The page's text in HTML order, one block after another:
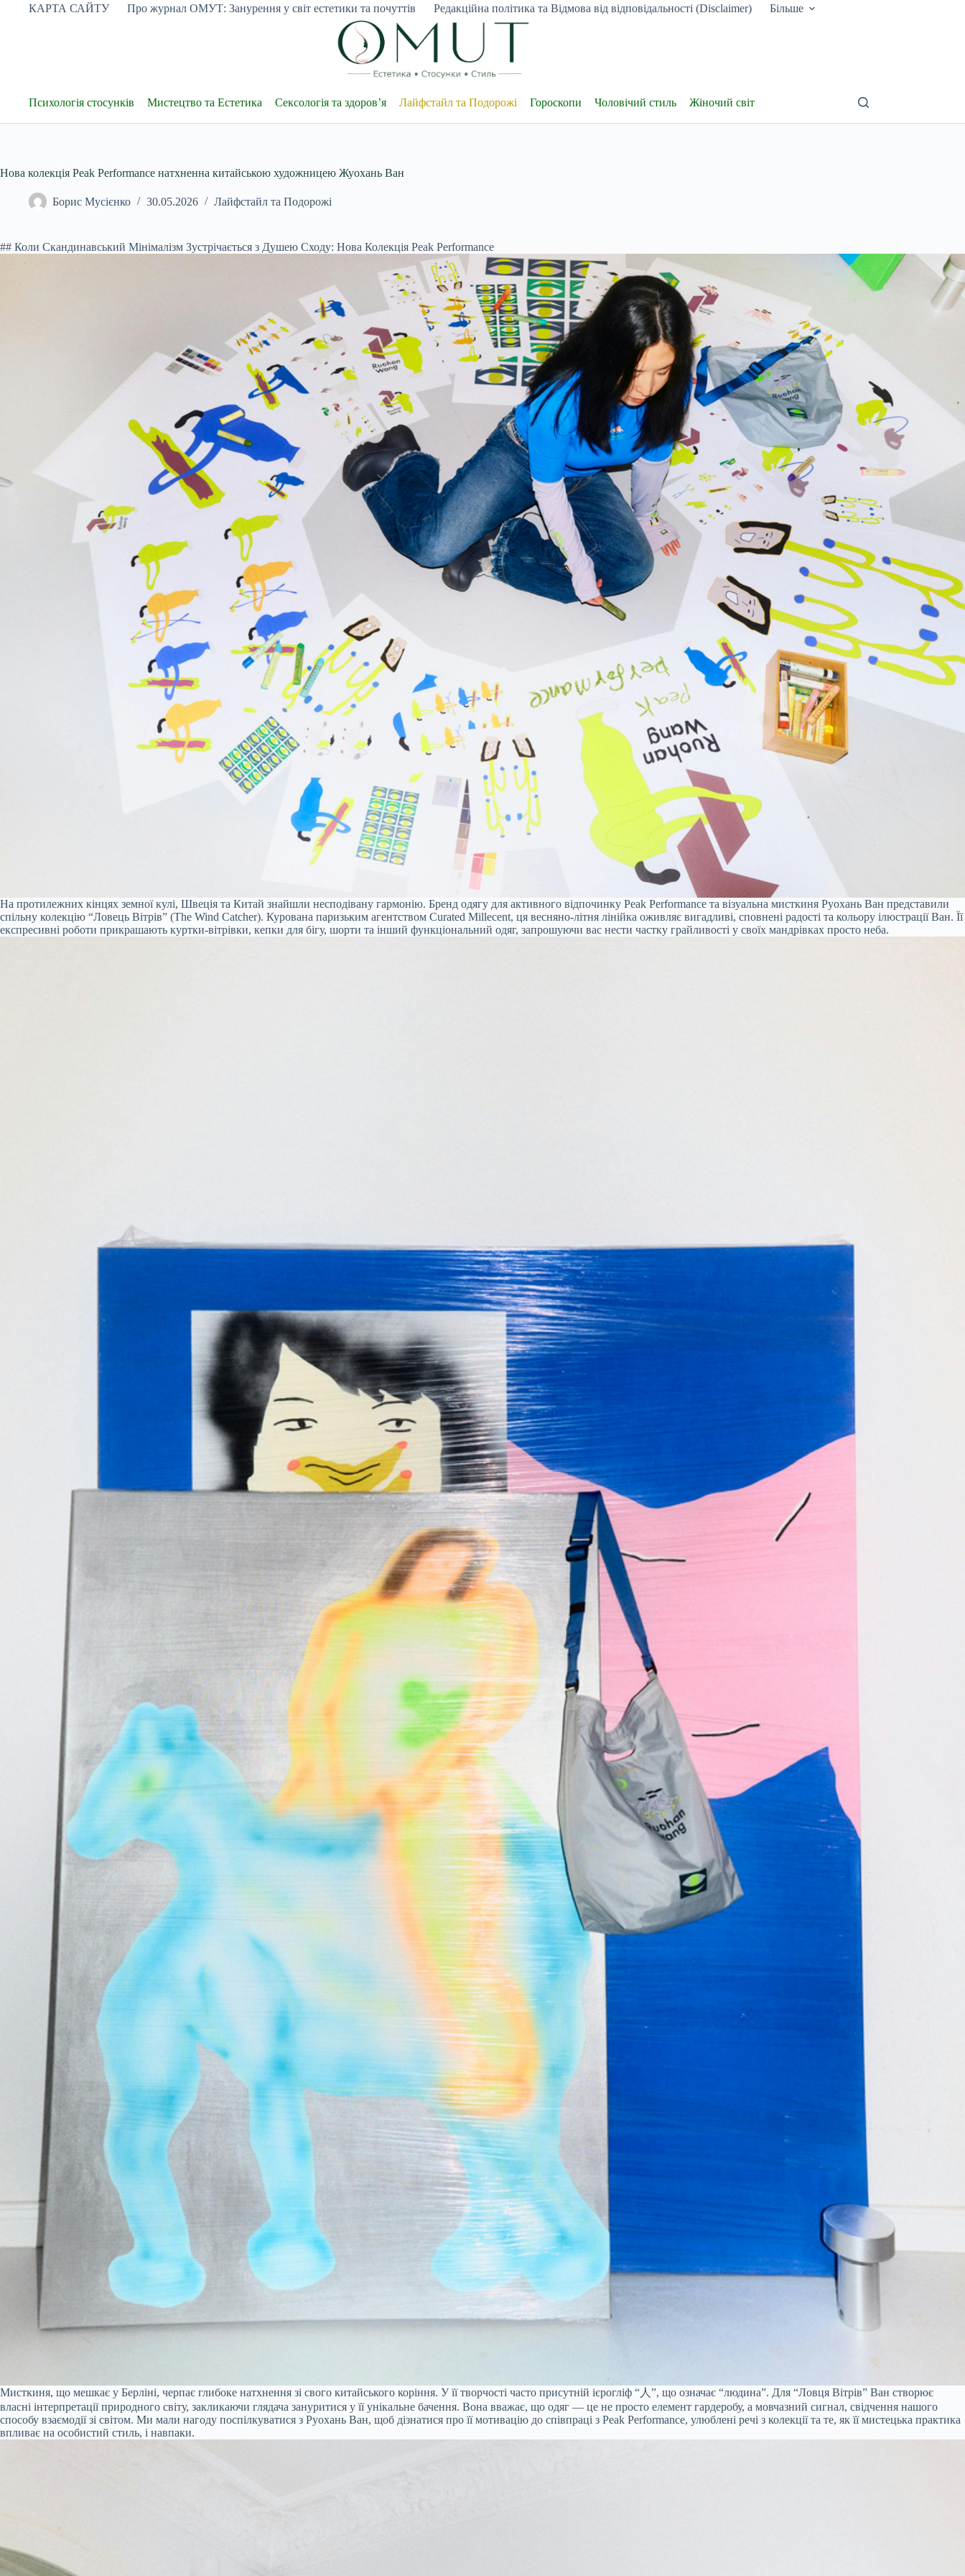
ПерейтиКАРТА САЙТУ Про журнал ОМУТ: Занурення у світ естетики та почуттів Редакційна політика та Відмова від відповідальності (Disclaimer) Більше
Психологія стосунків Мистецтво та Естетика Сексологія та здоров’я Лайфстайл та Подорожі Гороскопи Чоловічий стиль Жіночий світ
Нова колекція Peak Performance натхненна китайською художницею Жуохань Ван
Борис Мусієнко 30.05.2026 Лайфстайл та Подорожі
## Коли Скандинавський Мінімалізм Зустрічається з Душею Сходу: Нова Колекція Peak Performance
На протилежних кінцях земної кулі, Швеція та Китай знайшли несподівану гармонію. Бренд одягу для активного відпочинку Peak Performance та візуальна мисткиня Руохань Ван представили
спільну колекцію “Ловець Вітрів” (The Wind Catcher). Курована паризьким агентством Curated Millecent, ця весняно-літня лінійка оживляє вигадливі, сповнені радості та кольору ілюстрації Ван. Її
експресивні роботи прикрашають куртки-вітрівки, кепки для бігу, шорти та інший функціональний одяг, запрошуючи вас нести частку грайливості у своїх мандрівках просто неба.
Мисткиня, що мешкає у Берліні, черпає глибоке натхнення зі свого китайського коріння. У її творчості часто присутній ієрогліф “人”, що означає “людина”. Для “Ловця Вітрів” Ван створює
власні інтерпретації природного світу, закликаючи глядача зануритися у її унікальне бачення. Вона вважає, що одяг — це не просто елемент гардеробу, а мовчазний сигнал, свідчення нашого
способу взаємодії зі світом. Ми мали нагоду поспілкуватися з Руохань Ван, щоб дізнатися про її мотивацію до співпраці з Peak Performance, улюблені речі з колекції та те, як її мистецька практика
впливає на особистий стиль, і навпаки.